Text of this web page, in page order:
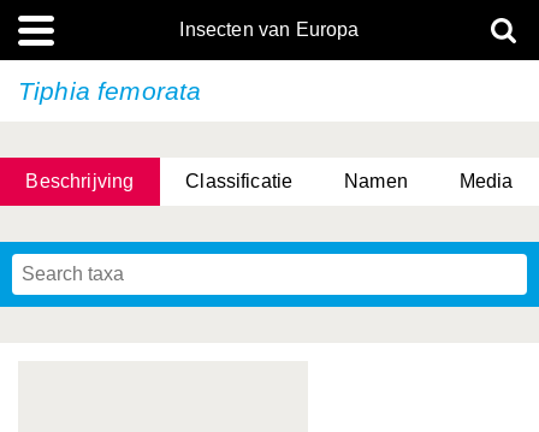
Insecten van Europa
Tiphia femorata
Beschrijving Classificatie Namen Media